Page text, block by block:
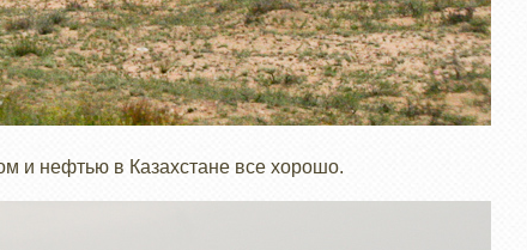
и нефтью в Казахстане все хорошо.